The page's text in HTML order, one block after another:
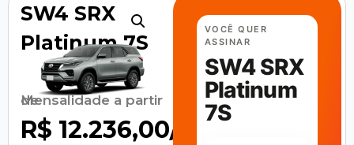
SW4 SRX
Platinum 7S
Mensalidade a partir de
R$ 12.236,00/mês
VOCÊ QUER
ASSINAR
SW4 SRX
Platinum
7S